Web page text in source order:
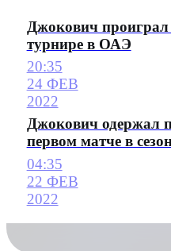
Джокович проиграл
турнире в ОАЭ
20:35
24 ФЕВ
2022
Джокович одержал
первом матче в
04:35
22 ФЕВ
2022